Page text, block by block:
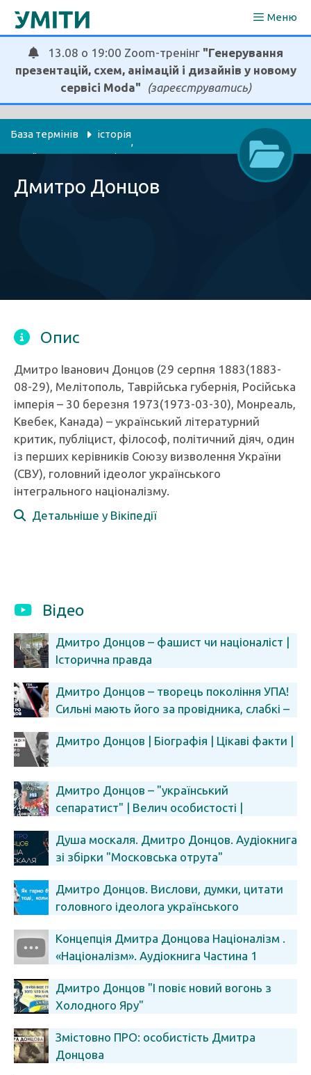
Перейти
Меню
13.08 о 19:00 Zoom-тренінг "Генерування
презентацій, схем, анімацій і дизайнів у новому
сервісі Moda"
(зареєструватись)
База термінів історія
,
українська мова та література
Дмитро Донцов
Опис
Дмитро Іванович Донцов (29 серпня 1883(1883-
08-29), Мелітополь, Таврійська губернія, Російська
імперія – 30 березня 1973(1973-03-30), Монреаль,
Квебек, Канада) – український літературний
критик, публіцист, філософ, політичний діяч, один
із перших керівників Союзу визволення України
(СВУ), головний ідеолог українського
інтегрального націоналізму.
Детальніше у Вікіпедії
Відео
Дмитро Донцов – фашист чи націоналіст |
Історична правда
Дмитро Донцов – творець покоління УПА!
Сильні мають його за провідника, слабкі –
Дмитро Донцов | Біографія | Цікаві факти |
Дмитро Донцов – "український
сепаратист" | Велич особистості |
Душа москаля. Дмитро Донцов. Аудіокнига
зі збірки "Московська отрута"
Дмитро Донцов. Вислови, думки, цитати
головного ідеолога українського
Концепція Дмитра Донцова Націоналізм .
«Націоналізм». Аудіокнига Частина 1
Дмитро Донцов "І повіє новий вогонь з
Холодного Яру"
Змістовно ПРО: особистість Дмитра
Донцова